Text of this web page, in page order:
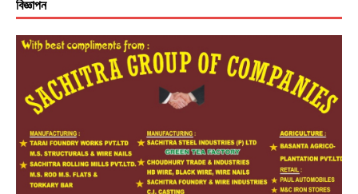
বিজ্ঞাপন